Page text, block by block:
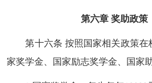
第六章 奖助政策
第十六条 按照国家相关政策在
家奖学金、国家励志奖学金、国家